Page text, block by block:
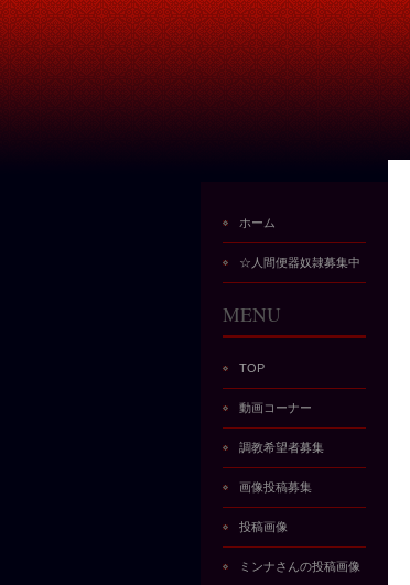
ホーム
☆人間便器奴隷募集中
MENU
TOP
動画コーナー
調教希望者募集
画像投稿募集
投稿画像
ミンナさんの投稿画像